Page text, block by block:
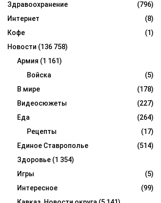
Здравоохранение
(796)
Интернет
(8)
Кофе
(1)
Новости (136 758)
Армия (1 161)
Войска
(5)
В мире
(178)
Видеосюжеты
(227)
Еда
(264)
Рецепты
(17)
Единое Ставрополье
(514)
Здоровье (1 354)
Игры
(5)
Интересное
(99)